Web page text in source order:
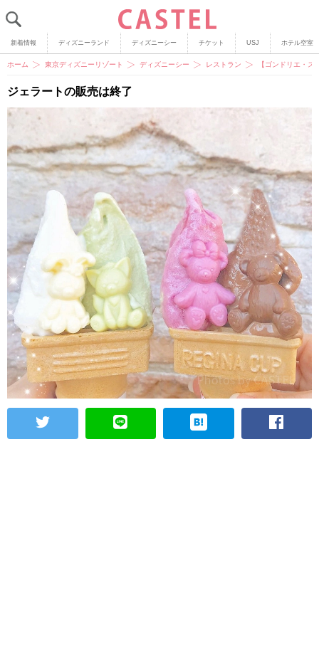
新着情報 ディズニーランド ディズニーシー チケット USJ ホテル空室
ホーム 東京ディズニーリゾート ディズニーシー レストラン 【ゴンドリエ・
ジェラートの販売は終了